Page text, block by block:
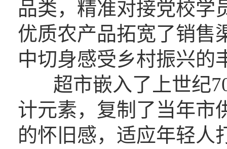
品类，精准对接党校学
优质农产品拓宽了销售
中切身感受乡村振兴的
超市嵌入了上世纪70
计元素，复制了当年市
的怀旧感，适应年轻人